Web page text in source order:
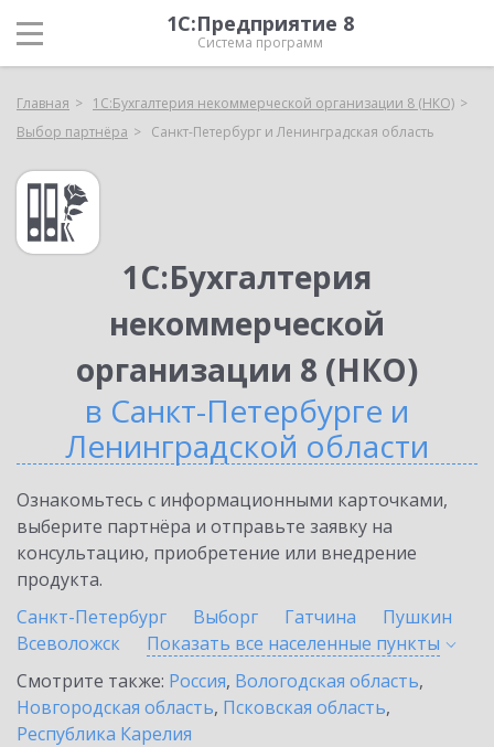
1С:Предприятие 8
Система программ
Главная
1С:Бухгалтерия некоммерческой организации 8 (НКО)
Выбор партнёра
Санкт-Петербург и Ленинградская область
1С:Бухгалтерия
некоммерческой
организации 8 (НКО)
в Санкт-Петербурге и
Ленинградской области
Ознакомьтесь с информационными карточками,
выберите партнёра и отправьте заявку на
консультацию, приобретение или внедрение
продукта.
Санкт-Петербург
Выборг Гатчина
Пушкин
Всеволожск
Показать все населенные пункты
Смотрите также: Россия, Вологодская область,
Новгородская область, Псковская область,
Республика Карелия